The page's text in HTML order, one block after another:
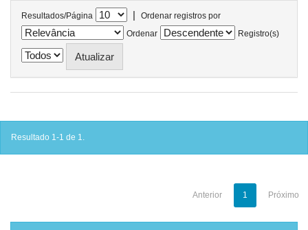
Resultados/Página |
Ordenar registros por
Ordenar
Registro(s)
Resultado 1-1 de 1.
Anterior 1 Próximo